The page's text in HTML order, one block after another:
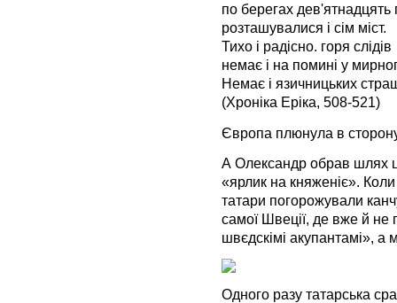
по берегах дев'ятнадцять
розташувалися і сім міст.
Тихо і радісно. горя слідів
немає і на помині у
Немає і язичницьких
(Хроніка Еріка, 508-521)
Європа плюнула в
А Олександр обрав шлях
«ярлик на княженіє».
татари погорожували
самої Швеції, де вже й не
швєдскімі акупантамі»,
Одного разу татарська